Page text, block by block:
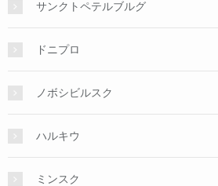
サンクトペテルブルグ
ドニプロ
ノボシビルスク
ハルキウ
ミンスク